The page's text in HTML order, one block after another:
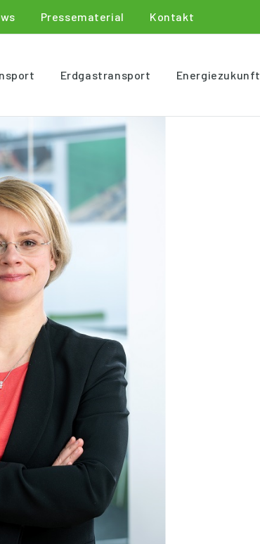
Pressematerial Kontakt
Erdgastransport Energiezukunft